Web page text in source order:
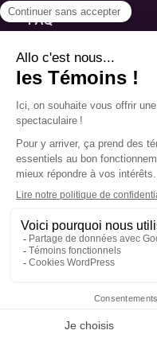
FAQ
SmartSimple
Dons
Contact
Info source
Politique de
Q14 | WEB +